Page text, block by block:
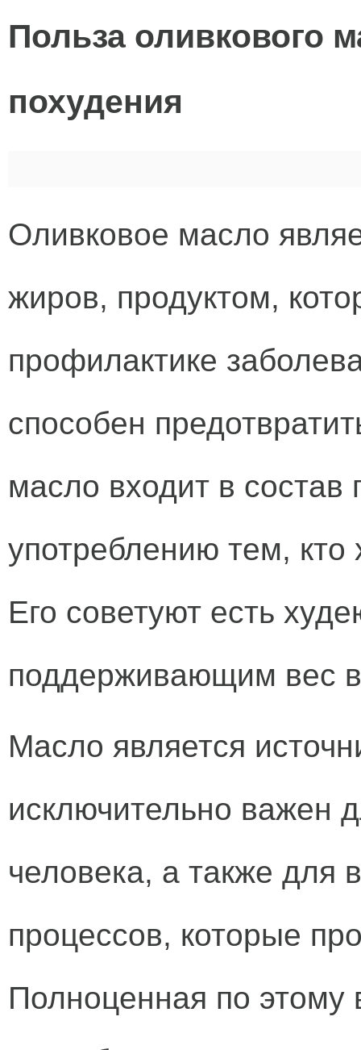
Польза оливкового
похудения
Оливковое масло
жиров, продуктом,
профилактике
способен
масло входит в
употреблению тем, кто
Его советуют есть
поддерживающим вес
Масло является
исключительно важен
человека, а также для
процессов, которые
Полноценная по этому